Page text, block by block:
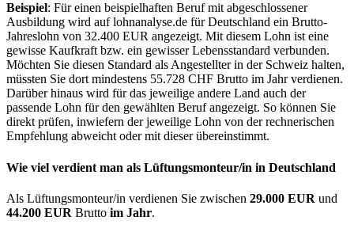
Beispiel: Für einen beispielhaften Beruf mit abgeschlossener
Ausbildung wird auf lohnanalyse.de für Deutschland ein Brutto-
Jahreslohn von 32.400 EUR angezeigt. Mit diesem Lohn ist eine
gewisse Kaufkraft bzw. ein gewisser Lebensstandard verbunden.
Möchten Sie diesen Standard als Angestellter in der Schweiz halten,
müssten Sie dort mindestens 55.728 CHF Brutto im Jahr verdienen.
Darüber hinaus wird für das jeweilige andere Land auch der
passende Lohn für den gewählten Beruf angezeigt. So können Sie
direkt prüfen, inwiefern der jeweilige Lohn von der rechnerischen
Empfehlung abweicht oder mit dieser übereinstimmt.
Wie viel verdient man als Lüftungsmonteur/in in Deutschland
Als Lüftungsmonteur/in verdienen Sie zwischen 29.000 EUR und
44.200 EUR Brutto im Jahr.